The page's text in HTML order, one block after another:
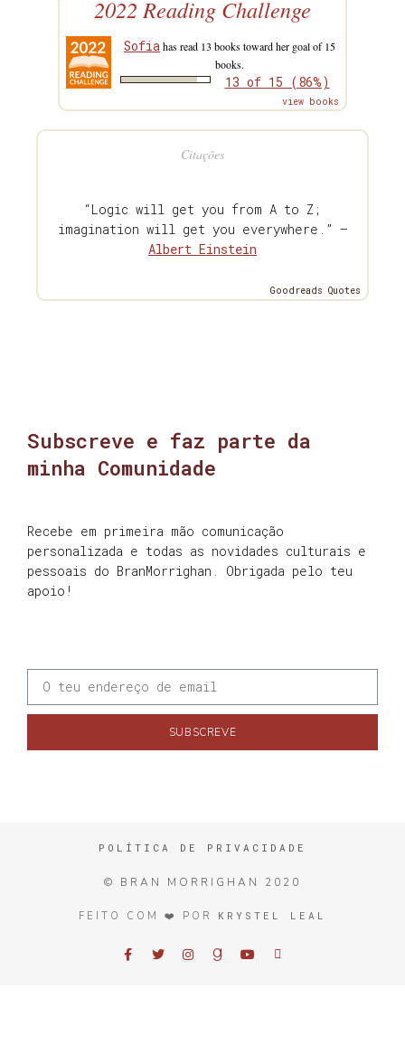
2022 Reading Challenge
Sofiahas read 13 books toward her goal of 15
books.
13 of 15 (86%)
view books
Citações
“Logic will get you from A to Z;
imagination will get you everywhere.” —
Albert Einstein
Goodreads Quotes
Subscreve e faz parte da
minha Comunidade
Recebe em primeira mão comunicação
personalizada e todas as novidades culturais e
pessoais do BranMorrighan. Obrigada pelo teu
apoio!
SUBSCREVE
POLÍTICA DE PRIVACIDADE
© BRAN MORRIGHAN 2020
FEITO COM ❤️ POR KRYSTEL LEAL